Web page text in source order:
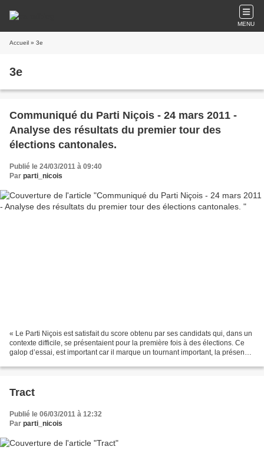
MENU
Accueil » 3e
3e
Communiqué du Parti Niçois - 24 mars 2011 -
Analyse des résultats du premier tour des
élections cantonales.
Publié le 24/03/2011 à 09:40
Par parti_nicois
« Le Parti Niçois est satisfait du score obtenu par ses candidats qui, dans un
contexte difficile, se présentaient pour la première fois à des élections. Ce
galop d’essai, est important car il marque un tournant important, la présence
Tract
Publié le 06/03/2011 à 12:32
Par parti_nicois